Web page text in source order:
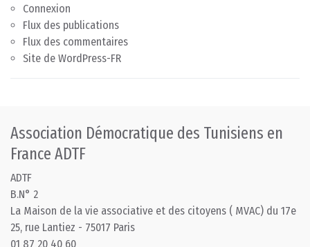
Connexion
Flux des publications
Flux des commentaires
Site de WordPress-FR
Association Démocratique des Tunisiens en
France ADTF
ADTF
B.N° 2
La Maison de la vie associative et des citoyens ( MVAC) du 17e
25, rue Lantiez - 75017 Paris
01 87 20 40 60